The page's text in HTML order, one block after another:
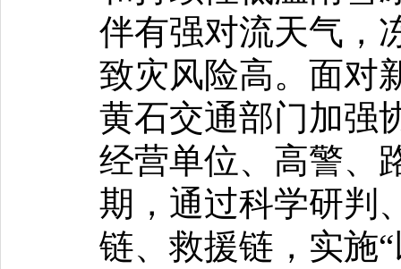
伴有强对流天气，
致灾风险高。面对
黄石交通部门加强
经营单位、高警、
期，通过科学研判
链、救援链，实施